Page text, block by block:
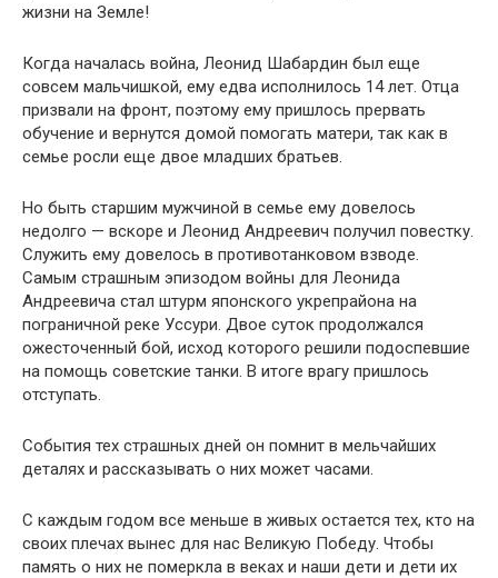
жизни на Земле!
Когда началась война, Леонид Шабардин был еще
совсем мальчишкой, ему едва исполнилось 14 лет. Отца
призвали на фронт, поэтому ему пришлось прервать
обучение и вернутся домой помогать матери, так как в
семье росли еще двое младших братьев.
Но быть старшим мужчиной в семье ему довелось
недолго — вскоре и Леонид Андреевич получил повестку.
Служить ему довелось в противотанковом взводе.
Самым страшным эпизодом войны для Леонида
Андреевича стал штурм японского укрепрайона на
пограничной реке Уссури. Двое суток продолжался
ожесточенный бой, исход которого решили подоспевшие
на помощь советские танки. В итоге врагу пришлось
отступать.
События тех страшных дней он помнит в мельчайших
деталях и рассказывать о них может часами.
С каждым годом все меньше в живых остается тех, кто на
своих плечах вынес для нас Великую Победу. Чтобы
память о них не померкла в веках и наши дети и дети их